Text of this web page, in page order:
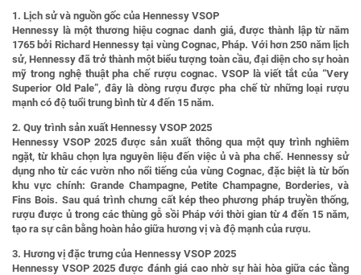
1. Lịch sử và nguồn gốc của Hennessy VSOP
Hennessy là một thương hiệu cognac danh giá, được thành lập từ năm
1765 bởi Richard Hennessy tại vùng Cognac, Pháp. Với hơn 250 năm lịch
sử, Hennessy đã trở thành một biểu tượng toàn cầu, đại diện cho sự hoàn
mỹ trong nghệ thuật pha chế rượu cognac. VSOP là viết tắt của “Very
Superior Old Pale”, đây là dòng rượu được pha chế từ những loại rượu
mạnh có độ tuổi trung bình từ 4 đến 15 năm.
2. Quy trình sản xuất Hennessy VSOP 2025
Hennessy VSOP 2025 được sản xuất thông qua một quy trình nghiêm
ngặt, từ khâu chọn lựa nguyên liệu đến việc ủ và pha chế. Hennessy sử
dụng nho từ các vườn nho nổi tiếng của vùng Cognac, đặc biệt là từ bốn
khu vực chính: Grande Champagne, Petite Champagne, Borderies, và
Fins Bois. Sau quá trình chưng cất kép theo phương pháp truyền thống,
rượu được ủ trong các thùng gỗ sồi Pháp với thời gian từ 4 đến 15 năm,
tạo ra sự cân bằng hoàn hảo giữa hương vị và độ mạnh của rượu.
3. Hương vị đặc trưng của Hennessy VSOP 2025
Hennessy VSOP 2025 được đánh giá cao nhờ sự hài hòa giữa các tầng